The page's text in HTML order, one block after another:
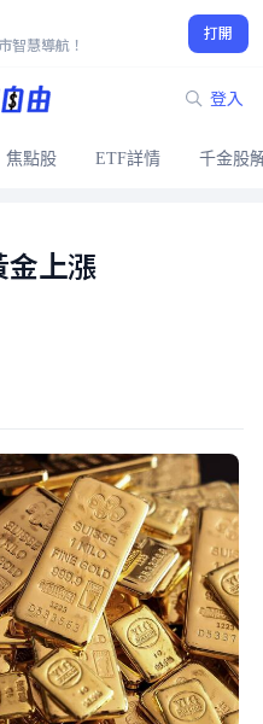
智慧導航！
打開
登入
焦點股 ETF詳情 千金股
金上漲